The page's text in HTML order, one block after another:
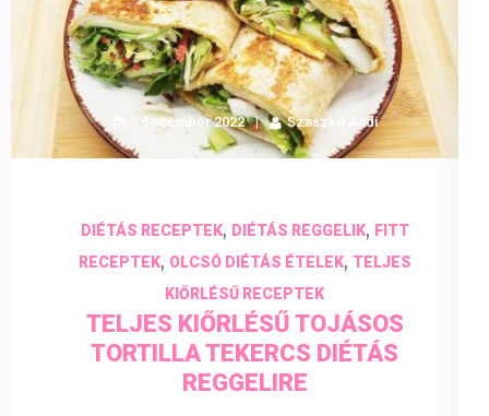
7 december 2022 Szaszkó Andi
DIÉTÁS RECEPTEK, DIÉTÁS REGGELIK, FITT
RECEPTEK, OLCSÓ DIÉTÁS ÉTELEK, TELJES
KIŐRLÉSŰ RECEPTEK
TELJES KIŐRLÉSŰ TOJÁSOS
TORTILLA TEKERCS DIÉTÁS
REGGELIRE